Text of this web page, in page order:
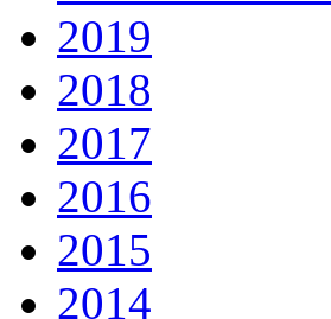
2019
2018
2017
2016
2015
2014